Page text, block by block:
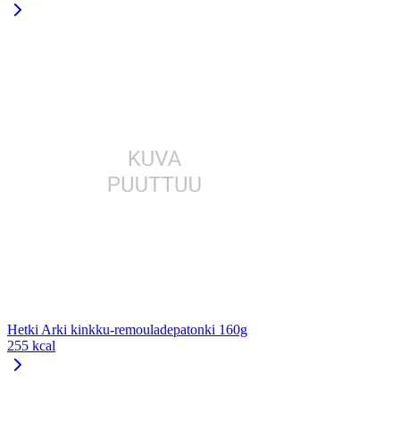
Hetki Arki kinkku-remouladepatonki 160g
255 kcal